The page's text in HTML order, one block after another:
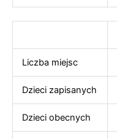
Liczba miejsc
Dzieci zapisanych
Dzieci obecnych